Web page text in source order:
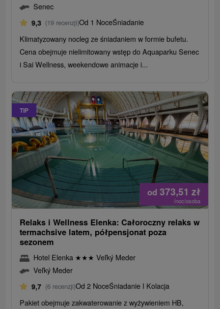
Senec
9,3 (19 recenzji)Od 1 NoceŚniadanie
Klimatyzowany nocleg ze śniadaniem w formie bufetu.
Cena obejmuje nielimitowany wstęp do Aquaparku Senec
i Sai Wellness, weekendowe animacje i...
TIP
od 373,51 zł
/noc/osoba
Relaks i Wellness Elenka: Całoroczny relaks w
termachsive latem, półpensjonat poza
sezonem
Hotel Elenka ★★★ Veľký Meder
Veľký Meder
9,7 (6 recenzji)Od 2 NoceŚniadanie I Kolacja
Pakiet obejmuje zakwaterowanie z wyżywieniem HB,